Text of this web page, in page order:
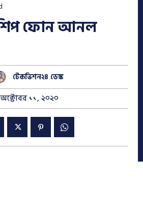
ফোন আনল
টেকভিশন২৪ ডেস্ক
অক্টোবর ১১, ২০২০